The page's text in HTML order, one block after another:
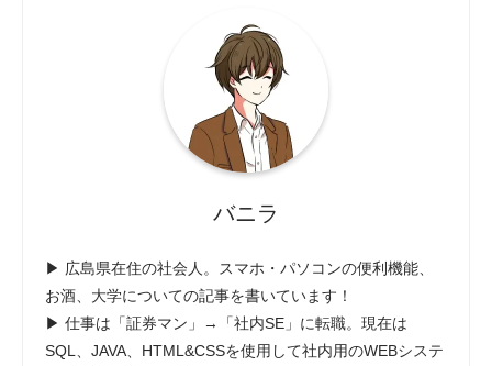
バニラ
▶ 広島県在住の社会人。スマホ・パソコンの便利機能、
お酒、大学についての記事を書いています！
▶ 仕事は「証券マン」→「社内SE」に転職。現在は
SQL、JAVA、HTML&CSSを使用して社内用のWEBシステ